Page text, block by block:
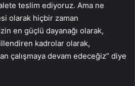
teslim ediyoruz. Ama ne
olarak hiçbir zaman
en güçlü dayanağı olarak,
kadrolar olarak,
çalışmaya devam edeceğiz” diye